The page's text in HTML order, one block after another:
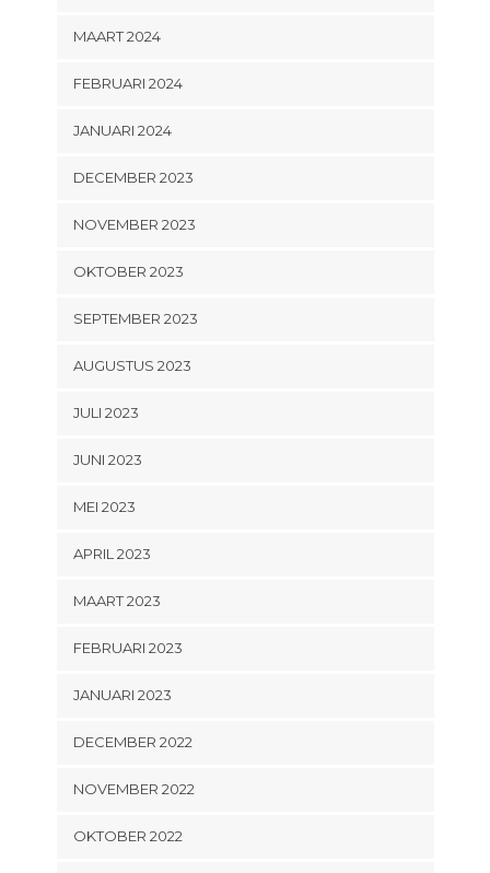
MAART 2024
FEBRUARI 2024
JANUARI 2024
DECEMBER 2023
NOVEMBER 2023
OKTOBER 2023
SEPTEMBER 2023
AUGUSTUS 2023
JULI 2023
JUNI 2023
MEI 2023
APRIL 2023
MAART 2023
FEBRUARI 2023
JANUARI 2023
DECEMBER 2022
NOVEMBER 2022
OKTOBER 2022